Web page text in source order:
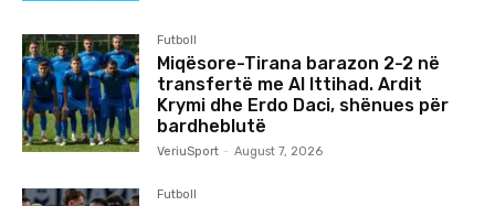
Futboll
Miqësore-Tirana barazon 2-2 në
transfertë me Al Ittihad. Ardit
Krymi dhe Erdo Daci, shënues për
bardheblutë
VeriuSport - August 7, 2026
Futboll